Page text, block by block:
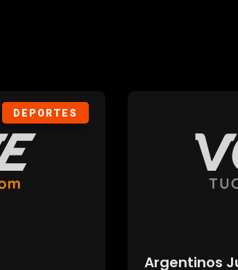
DEPORTES
Argentinos